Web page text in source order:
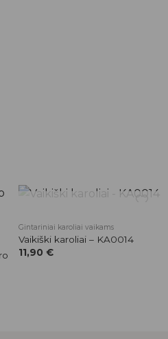
patikusios
Gintariniai karoliai vaikams
Vaikiški karoliai – KA0014
11,90 €